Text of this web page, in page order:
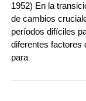
1952) En la
de cambios
períodos difíciles
diferentes factores
para